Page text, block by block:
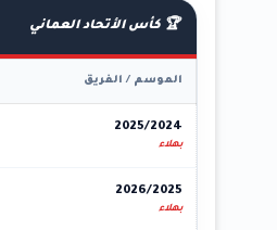
🏆 كأس الأتحاد العماني
الموسم / الفريق
2025/2024
بهلاء
2026/2025
بهلاء